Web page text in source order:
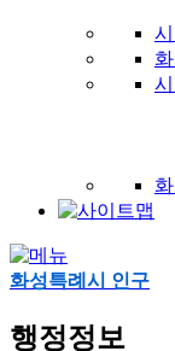
화성특례시 인구
행정정보